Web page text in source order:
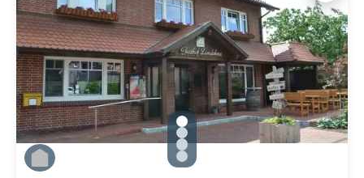
gallery.slide_selector
Zu Slide 1 wechseln
Zu Slide 2 wechseln
Zu Slide 3 wechseln
Zu Slide 4 wechseln